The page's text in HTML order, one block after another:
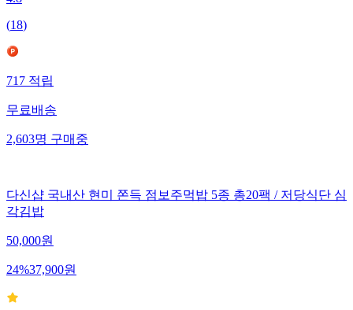
4.8
(18)
717적립
무료배송
2,603명구매중
다신샵 국내산 현미 쫀득 점보주먹밥 5종 총20팩 / 저당식단 심
각김밥
50,000원
24%37,900원